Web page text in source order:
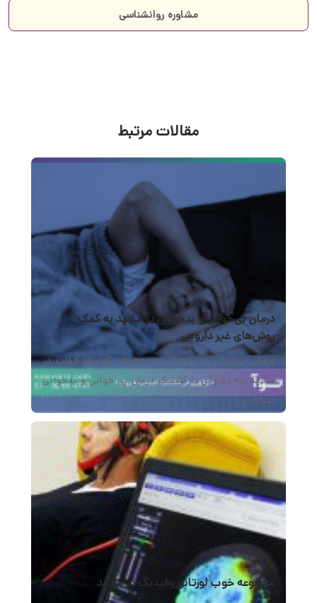
مشاوره روانشناسی
مقالات مرتبط
درمان بی‌خوابی و بدخوابی در مشهد به کمک
روش‌های غیر دارویی
درمان بی‌خوابی و بدخوابی در مشهد؛ کلینیک خواب در
مشهد چه تفاوتی با کلینیک درمان بی خوابی و بدخوابی
شبانه…
مجموعه خوب لورتانوروفیدبک در مشهد